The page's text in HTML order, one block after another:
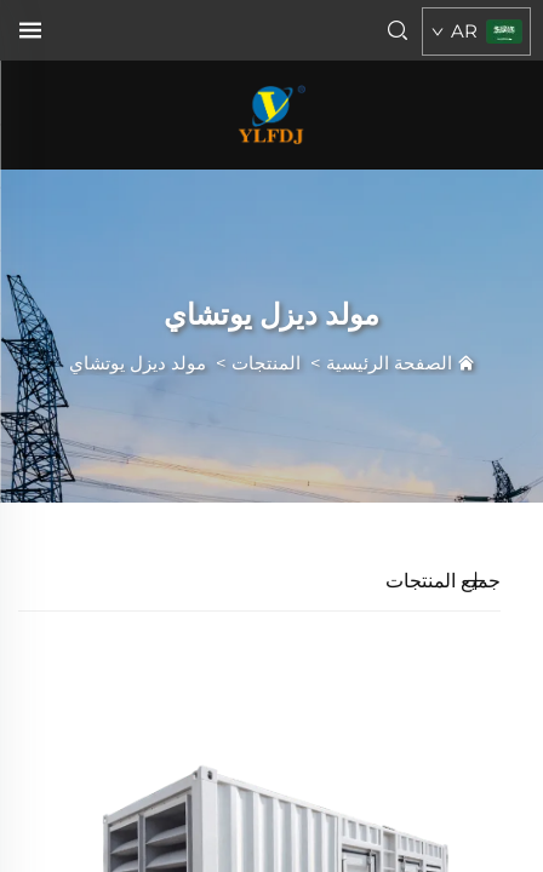
AR
مولد ديزل يوتشاي
الصفحة الرئيسية >المنتجات >مولد ديزل يوتشاي
جميع المنتجات